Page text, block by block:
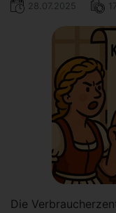
28.07.2025
Die